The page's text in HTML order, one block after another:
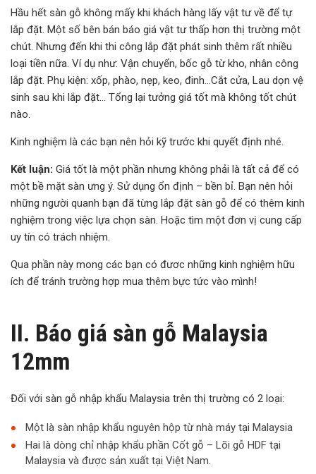
Hầu hết sàn gỗ không mấy khi khách hàng lấy vật tư về để tự
lắp đặt. Một số bên bán báo giá vật tư thấp hơn thị trường một
chút. Nhưng đến khi thi công lắp đặt phát sinh thêm rất nhiều
loại tiền nữa. Ví dụ như: Vận chuyển, bốc gỗ từ kho, nhân công
lắp đặt. Phụ kiện: xốp, phào, nẹp, keo, đinh…Cắt cửa, Lau dọn vệ
sinh sau khi lắp đặt… Tổng lại tưởng giá tốt mà không tốt chút
nào.
Kinh nghiệm là các bạn nên hỏi kỹ trước khi quyết định nhé.
Kết luận: Giá tốt là một phần nhưng không phải là tất cả để có
một bề mặt sàn ưng ý. Sử dụng ổn định – bền bỉ. Bạn nên hỏi
những người quanh bạn đã từng lắp đặt sàn gỗ để có thêm kinh
nghiệm trong việc lựa chọn sàn. Hoặc tìm một đơn vị cung cấp
uy tín có trách nhiệm.
Qua phần này mong các bạn có đươc những kinh nghiệm hữu
ích để tránh trường hợp mua thêm bực tức vào mình!
II. Báo giá sàn gỗ Malaysia
12mm
Đối với sàn gỗ nhập khẩu Malaysia trên thị trường có 2 loại:
Một là sàn nhập khẩu nguyên hộp từ nhà máy tại Malaysia
Hai là dòng chỉ nhập khẩu phần Cốt gỗ – Lõi gỗ HDF tại
Malaysia và được sản xuất tại Việt Nam.